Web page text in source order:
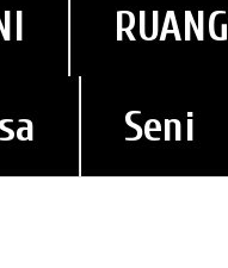
RUANG
Seni